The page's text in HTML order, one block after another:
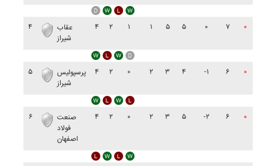
۴
عقاب
شيراز
۴ ۲ ۱ ۱ ۵ ۵ ۰ ۷ ۰
۵
پرسپوليس
شيراز
۴ ۲ ۰ ۲ ۳ ۴ -۱ ۶ ۰
۶
صنعت
فولاد
اصفهان
۴ ۲ ۰ ۲ ۳ ۵ -۲ ۶ ۰